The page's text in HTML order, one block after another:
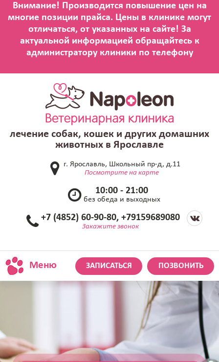
лечение собак, кошек и других домашних
животных в Ярославле
г. Ярославль, Школьный пр-д, д.11
Посмотрите на карте
10:00 - 21:00
без обеда и выходных
+7 (4852) 60-90-80, +79159689080
Закажите звонок
Меню ЗАПИСАТЬСЯ ПОЗВОНИТЬ